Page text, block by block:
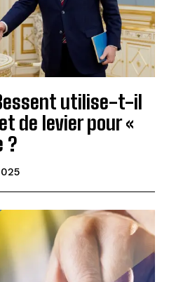
utilise-t-il
de levier pour «
?